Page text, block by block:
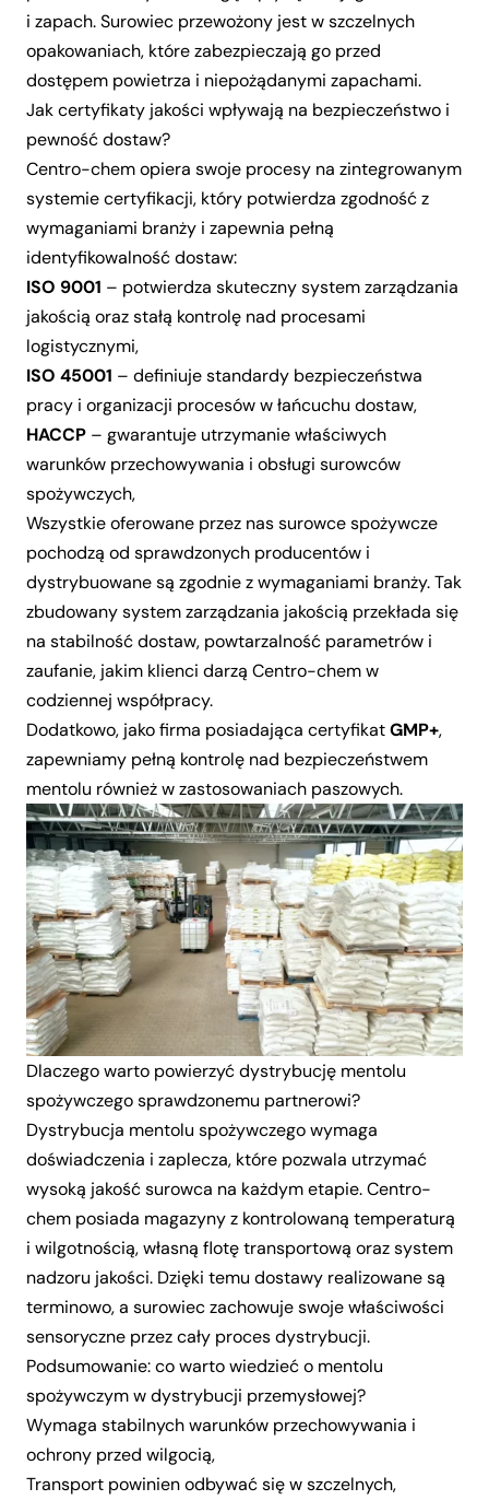
i zapach. Surowiec przewożony jest w szczelnych
opakowaniach, które zabezpieczają go przed
dostępem powietrza i niepożądanymi zapachami.
Jak certyfikaty jakości wpływają na bezpieczeństwo i
pewność dostaw?
Centro-chem opiera swoje procesy na zintegrowanym
systemie certyfikacji, który potwierdza zgodność z
wymaganiami branży i zapewnia pełną
identyfikowalność dostaw:
ISO 9001 – potwierdza skuteczny system zarządzania
jakością oraz stałą kontrolę nad procesami
logistycznymi,
ISO 45001 – definiuje standardy bezpieczeństwa
pracy i organizacji procesów w łańcuchu dostaw,
HACCP – gwarantuje utrzymanie właściwych
warunków przechowywania i obsługi surowców
spożywczych,
Wszystkie oferowane przez nas surowce spożywcze
pochodzą od sprawdzonych producentów i
dystrybuowane są zgodnie z wymaganiami branży. Tak
zbudowany system zarządzania jakością przekłada się
na stabilność dostaw, powtarzalność parametrów i
zaufanie, jakim klienci darzą Centro-chem w
codziennej współpracy.
Dodatkowo, jako firma posiadająca certyfikatGMP+,
zapewniamy pełną kontrolę nad bezpieczeństwem
mentolu również w zastosowaniach paszowych.
Dlaczego warto powierzyć dystrybucję mentolu
spożywczego sprawdzonemu partnerowi?
Dystrybucja mentolu spożywczego wymaga
doświadczenia i zaplecza, które pozwala utrzymać
wysoką jakość surowca na każdym etapie. Centro-
chem posiada magazyny z kontrolowaną temperaturą
i wilgotnością, własną flotę transportową oraz system
nadzoru jakości. Dzięki temu dostawy realizowane są
terminowo, a surowiec zachowuje swoje właściwości
sensoryczne przez cały proces dystrybucji.
Podsumowanie: co warto wiedzieć o mentolu
spożywczym w dystrybucji przemysłowej?
Wymaga stabilnych warunków przechowywania i
ochrony przed wilgocią,
Transport powinien odbywać się w szczelnych,